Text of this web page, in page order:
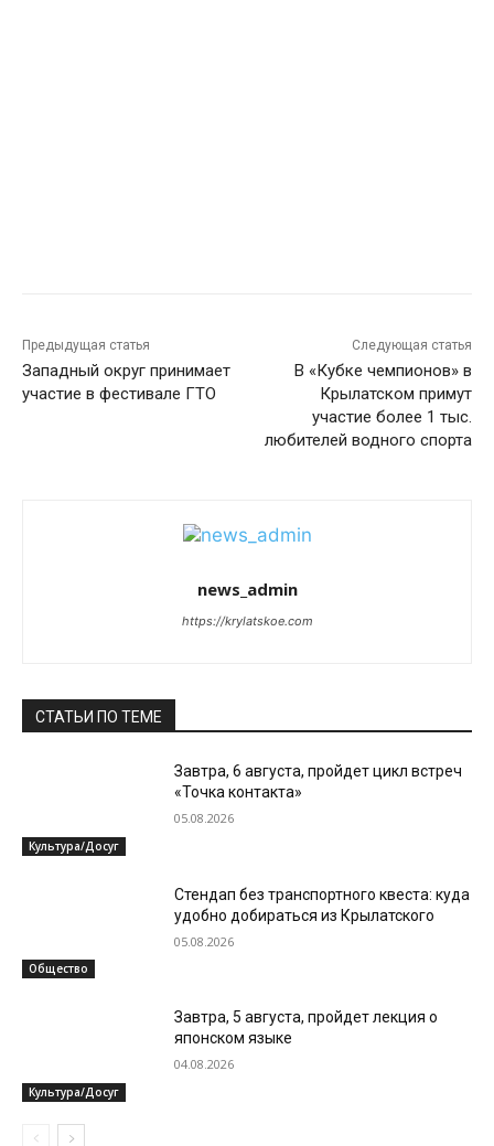
Предыдущая статья
Западный округ принимает
участие в фестивале ГТО
Следующая статья
В «Кубке чемпионов» в
Крылатском примут
участие более 1 тыс.
любителей водного спорта
news_admin
https://krylatskoe.com
СТАТЬИ ПО ТЕМЕ
Культура/Досуг
Завтра, 6 августа, пройдет цикл встреч
«Точка контакта»
05.08.2026
Общество
Стендап без транспортного квеста: куда
удобно добираться из Крылатского
05.08.2026
Культура/Досуг
Завтра, 5 августа, пройдет лекция о
японском языке
04.08.2026